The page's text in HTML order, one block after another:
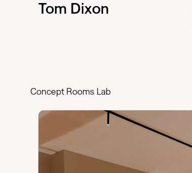
Tom Dixon
Concept Rooms Lab